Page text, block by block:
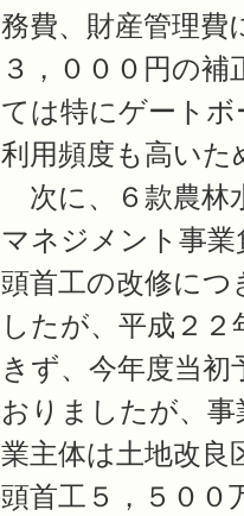
務費、財産管理費
３，０００円の
ては特にゲート
利用頻度も高い
次に、６款農林
マネジメント事業
頭首工の改修に
したが、平成２
きず、今年度当
おりましたが、
業主体は土地改
頭首工５，５００